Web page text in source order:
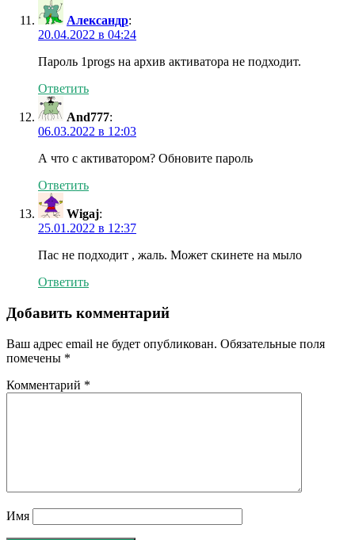
Александр:
20.04.2022 в 04:24
Пароль 1progs на архив активатора не подходит.
Ответить
And777:
06.03.2022 в 12:03
А что с активатором? Обновите пароль
Ответить
Wigaj:
25.01.2022 в 12:37
Пас не подходит , жаль. Может скинете на мыло
Ответить
Добавить комментарий
Ваш адрес email не будет опубликован. Обязательные поля
помечены *
Комментарий *
Имя